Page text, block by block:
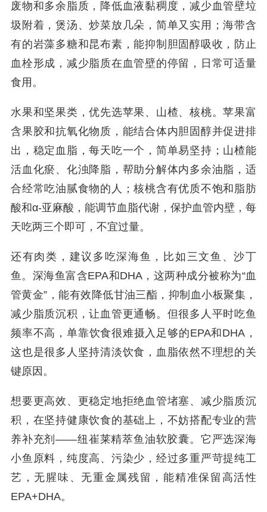
废物和多余脂质，降低血液黏稠度，减少血管壁垃
圾附着，煲汤、炒菜放几朵，简单又实用；海带含
有的岩藻多糖和昆布素，能抑制胆固醇吸收，防止
血栓形成，减少脂质在血管壁的停留，日常可适量
食用。
水果和坚果类，优先选苹果、山楂、核桃。苹果富
含果胶和抗氧化物质，能结合体内胆固醇并促进排
出，稳定血脂，每天吃一个，简单易坚持；山楂能
活血化瘀、化浊降脂，帮助分解体内多余油脂，适
合经常吃油腻食物的人；核桃含有优质不饱和脂肪
酸和α-亚麻酸，能调节血脂代谢，保护血管内壁，每
天吃两三个即可，不宜过量。
还有肉类，建议多吃深海鱼，比如三文鱼、沙丁
鱼。深海鱼富含EPA和DHA，这两种成分被称为“血
管黄金”，能有效降低甘油三酯，抑制血小板聚集，
减少脂质沉积，让血管更通畅。但很多人平时吃鱼
频率不高，单靠饮食很难摄入足够的EPA和DHA，
这也是很多人坚持清淡饮食，血脂依然不理想的关
键原因。
想要更高效、更稳定地拒绝血管堵塞、减少脂质沉
积，在坚持健康饮食的基础上，不妨搭配专业的营
养补充剂——纽崔莱精萃鱼油软胶囊。它严选深海
小鱼原料，纯度高、污染少，经过多重严苛提纯工
艺，无腥味、无重金属残留，能精准保留高活性
EPA+DHA。